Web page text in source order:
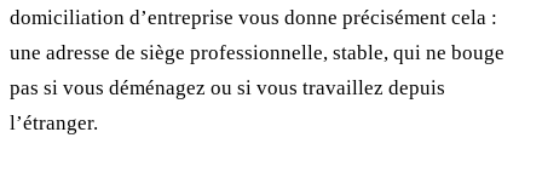
domiciliation d’entreprise vous donne précisément cela :
une adresse de siège professionnelle, stable, qui ne bouge
pas si vous déménagez ou si vous travaillez depuis
l’étranger.